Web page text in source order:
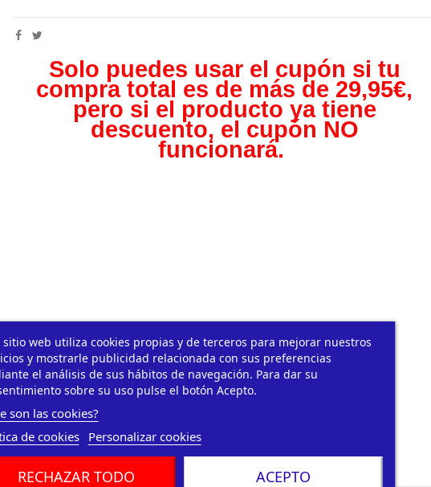
sitio web utiliza cookies propias y de terceros para mejorar nuestros
y mostrarle publicidad relacionada con sus preferencias
el análisis de sus hábitos de navegación. Para dar su
sobre su uso pulse el botón Acepto.
son las cookies?
de cookies
Personalizar cookies
RECHAZAR TODO ACEPTO
Solo puedes usar el cupón si tu
compra total es de más de 29,95€,
pero si el producto ya tiene
descuento, el cupón NO
funcionará.